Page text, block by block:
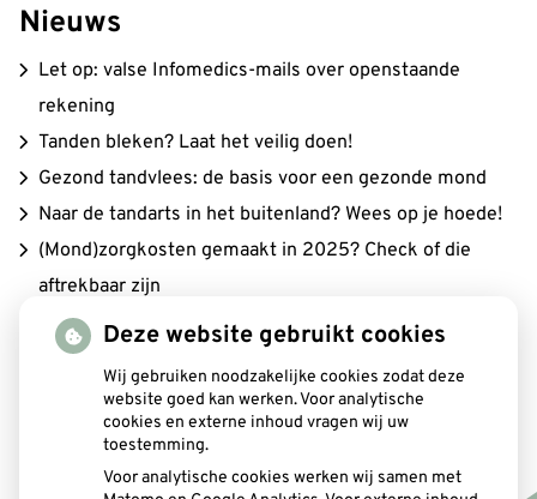
Nieuws
Let op: valse Infomedics-mails over openstaande
rekening
Tanden bleken? Laat het veilig doen!
Gezond tandvlees: de basis voor een gezonde mond
Naar de tandarts in het buitenland? Wees op je hoede!
(Mond)zorgkosten gemaakt in 2025? Check of die
aftrekbaar zijn
Mondgezondheid
Deze website gebruikt cookies
Wij gebruiken noodzakelijke cookies zodat deze
website goed kan werken. Voor analytische
cookies en externe inhoud vragen wij uw
toestemming.
Voor analytische cookies werken wij samen met